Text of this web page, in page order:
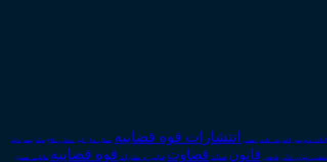
اعاده_دادرسی اعتراض_ثالث اعسار انتشارات قوه قضاییه انتقال_مال_غیر انحلال_نکاح بانک بیمه تاجر
شعب_دیوان_عالی قاضی قانون قضات قضاوت قوانین_و_مقررات قوه قضاییه مالکیت_معنوی